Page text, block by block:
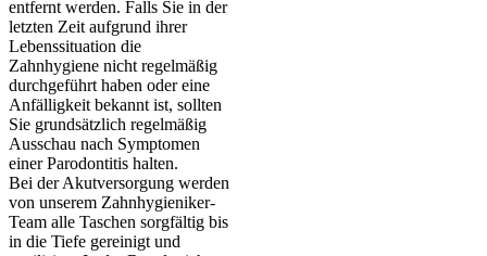
entfernt werden. Falls Sie in der
letzten Zeit aufgrund ihrer
Lebenssituation die
Zahnhygiene nicht regelmäßig
durchgeführt haben oder eine
Anfälligkeit bekannt ist, sollten
Sie grundsätzlich regelmäßig
Ausschau nach Symptomen
einer Parodontitis halten.
Bei der Akutversorgung werden
von unserem Zahnhygieniker-
Team alle Taschen sorgfältig bis
in die Tiefe gereinigt und